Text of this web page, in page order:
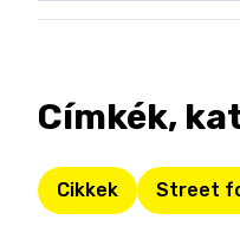
Címkék,
Cikkek Street